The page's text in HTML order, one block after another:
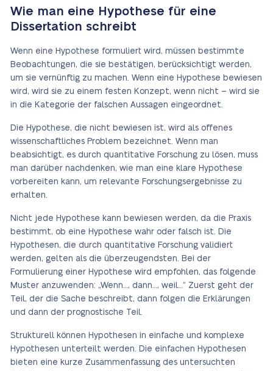
Wie man eine Hypothese für eine
Dissertation schreibt
Wenn eine Hypothese formuliert wird, müssen bestimmte
Beobachtungen, die sie bestätigen, berücksichtigt werden,
um sie vernünftig zu machen. Wenn eine Hypothese bewiesen
wird, wird sie zu einem festen Konzept, wenn nicht – wird sie
in die Kategorie der falschen Aussagen eingeordnet.
Die Hypothese, die nicht bewiesen ist, wird als offenes
wissenschaftliches Problem bezeichnet. Wenn man
beabsichtigt, es durch quantitative Forschung zu lösen, muss
man darüber nachdenken, wie man eine klare Hypothese
vorbereiten kann, um relevante Forschungsergebnisse zu
erhalten.
Nicht jede Hypothese kann bewiesen werden, da die Praxis
bestimmt, ob eine Hypothese wahr oder falsch ist. Die
Hypothesen, die durch quantitative Forschung validiert
werden, gelten als die überzeugendsten. Bei der
Formulierung einer Hypothese wird empfohlen, das folgende
Muster anzuwenden: „Wenn…, dann…, weil…“ Zuerst geht der
Teil, der die Sache beschreibt, dann folgen die Erklärungen
und dann der prognostische Teil.
Strukturell können Hypothesen in einfache und komplexe
Hypothesen unterteilt werden. Die einfachen Hypothesen
bieten eine kurze Zusammenfassung des untersuchten